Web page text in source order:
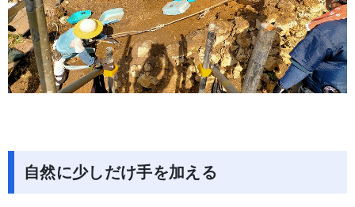
自然に少しだけ手を加える